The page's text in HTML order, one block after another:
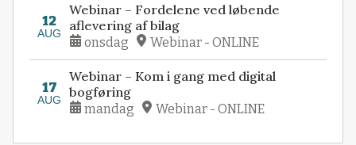
12
AUG
Webinar – Fordelene ved løbende
aflevering af bilag
onsdag Webinar - ONLINE
17
AUG
Webinar – Kom i gang med digital
bogføring
mandag Webinar - ONLINE